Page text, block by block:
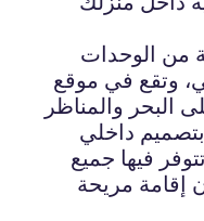
من الوحدات
وتقع في موقع
البحر والمناظر
بتصميم داخلي
فيها جميع
إقامة مريحة